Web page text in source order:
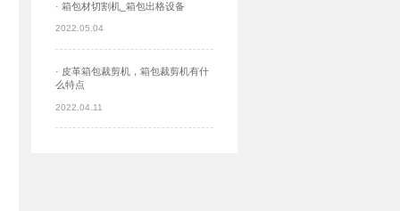
· 箱包材切割机_箱包出格设备
2022.05.04
· 皮革箱包裁剪机，箱包裁剪机有什
么特点
2022.04.11